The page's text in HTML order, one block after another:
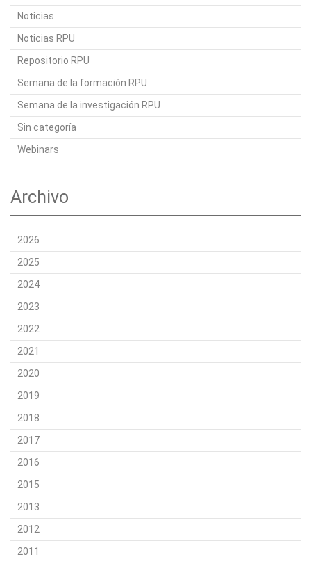
Noticias
Noticias RPU
Repositorio RPU
Semana de la formación RPU
Semana de la investigación RPU
Sin categoría
Webinars
Archivo
2026
2025
2024
2023
2022
2021
2020
2019
2018
2017
2016
2015
2013
2012
2011